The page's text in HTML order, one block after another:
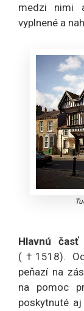
medzi nimi
vyplnené a
Hlavnú
(†1518).
peňazí na
na pomoc
poskytnuté